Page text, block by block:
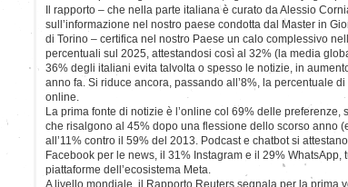
Il rapporto – che nella parte italiana è curato da Alessio
sull’informazione nel nostro paese condotta dal Master in
di Torino – certifica nel nostro Paese un calo complessivo
percentuali sul 2025, attestandosi così al 32% (la media
36% degli italiani evita talvolta o spesso le notizie, in
anno fa. Si riduce ancora, passando all’8%, la percentuale
online.
La prima fonte di notizie è l’online col 69% delle
che risalgono al 45% dopo una flessione dello scorso anno
all’11% contro il 59% del 2013. Podcast e chatbot si
Facebook per le news, il 31% Instagram e il 29%
piattaforme dell’ecosistema Meta.
A livello mondiale, il Rapporto Reuters segnala per la prima